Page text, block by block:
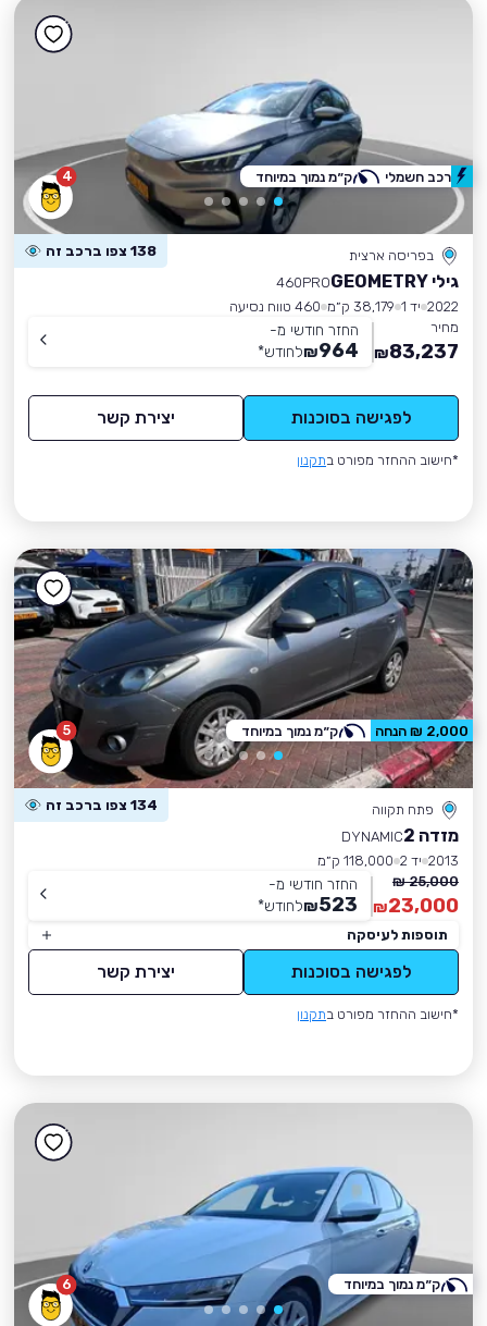
4
בפריסה ארצית 138 צפו ברכב זה
גילי GEOMETRY
460PRO
2022 יד 1 38,179 ק״מ
460 טווח נסיעה
מחיר
83,237
₪
החזר חודשי מ-
964
₪לחודש*
לפגישה בסוכנות יצירת קשר
*חישוב ההחזר מפורט בתקנון
רכב חשמלי ק״מ נמוך במיוחד
5
פתח תקווה 134 צפו ברכב זה
מזדה 2
DYNAMIC
2013 יד 2
118,000 ק״מ
25,000 ₪
23,000
₪
החזר חודשי מ-
523
₪לחודש*
תוספות לעיסקה
לפגישה בסוכנות יצירת קשר
*חישוב ההחזר מפורט בתקנון
2,000 ₪ הנחה ק״מ נמוך במיוחד
6 ק״מ נמוך במיוחד